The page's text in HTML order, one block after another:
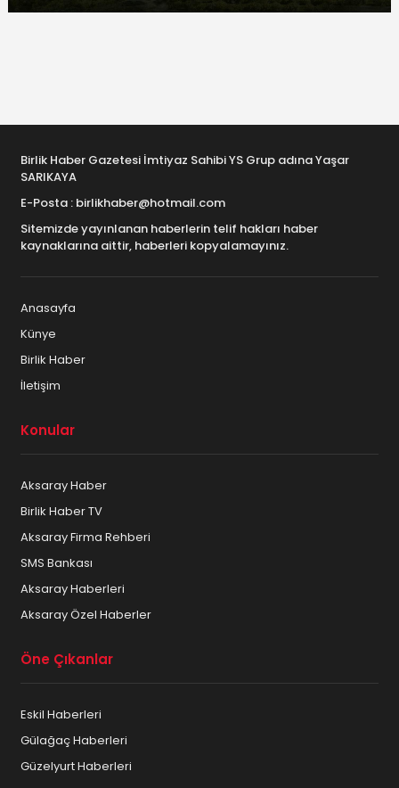
Birlik Haber Gazetesi İmtiyaz Sahibi YS Grup adına Yaşar
SARIKAYA
E-Posta : birlikhaber@hotmail.com
Sitemizde yayınlanan haberlerin telif hakları haber
kaynaklarına aittir, haberleri kopyalamayınız.
Anasayfa
Künye
Birlik Haber
İletişim
Konular
Aksaray Haber
Birlik Haber TV
Aksaray Firma Rehberi
SMS Bankası
Aksaray Haberleri
Aksaray Özel Haberler
Öne Çıkanlar
Eskil Haberleri
Gülağaç Haberleri
Güzelyurt Haberleri